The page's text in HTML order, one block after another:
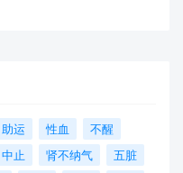
助运 性血
不醒
中止 肾不纳气
五脏